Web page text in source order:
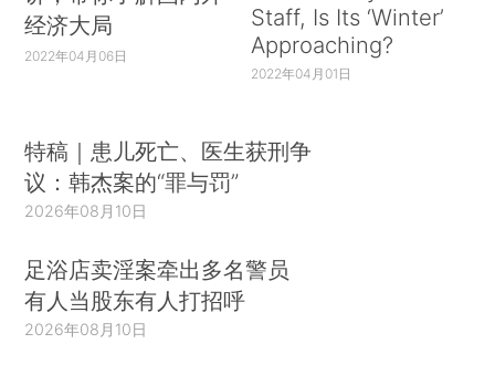
经济大局
2022年04月06日
Staff, Is Its ‘Winter’
Approaching?
2022年04月01日
特稿｜患儿死亡、医生获刑争
议：韩杰案的“罪与罚”
2026年08月10日
足浴店卖淫案牵出多名警员
有人当股东有人打招呼
2026年08月10日